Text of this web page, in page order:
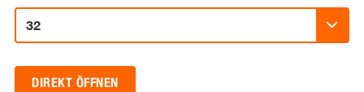
DIREKT ÖFFNEN